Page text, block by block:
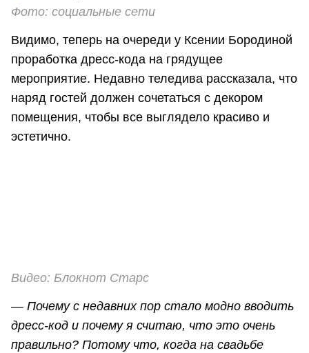
Фото: социальные сети
Видимо, теперь на очереди у Ксении Бородиной
проработка дресс-кода на грядущее
мероприятие. Недавно теледива рассказала, что
наряд гостей должен сочетаться с декором
помещения, чтобы все выглядело красиво и
эстетично.
Видео: Блокнот Старс
— Почему с недавних пор стало модно вводить
дресс-код и почему я считаю, что это очень
правильно? Потому что, когда на свадьбе